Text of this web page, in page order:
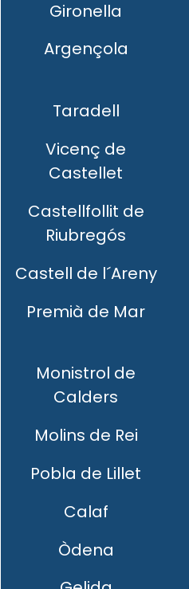
Gironella
Argençola
Taradell
Vicenç de
Castellet
Castellfollit de
Riubregós
Castell de l´Areny
Premià de Mar
Monistrol de
Calders
Molins de Rei
Pobla de Lillet
Calaf
Òdena